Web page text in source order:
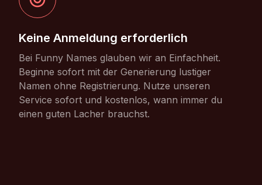
Keine Anmeldung erforderlich
Bei Funny Names glauben wir an Einfachheit.
Beginne sofort mit der Generierung lustiger
Namen ohne Registrierung. Nutze unseren
Service sofort und kostenlos, wann immer du
einen guten Lacher brauchst.